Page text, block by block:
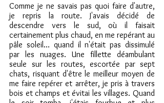
Comme je ne savais pas quoi faire d'autre,
je repris la route. J'avais décidé de
descendre vers le sud, où il faisait
certainement plus chaud, en me repérant au
pâle soleil… quand il n'était pas dissimulé
par les nuages. Une fillette déambulant
seule sur les routes, escortée par sept
chats, risquant d'être le meilleur moyen de
me faire repérer et arrêter, je pris à travers
bois et champs et évitai les villages. Quand